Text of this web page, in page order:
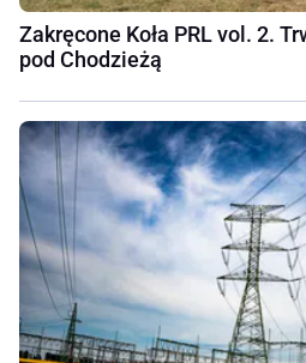
Zakręcone Koła PRL vol. 2.
pod Chodzieżą